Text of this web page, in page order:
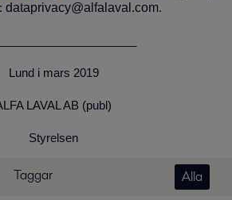
dataprivacy@alfalaval.com.
Lund i mars 2019
LAVAL AB (publ)
Styrelsen
Taggar Alla